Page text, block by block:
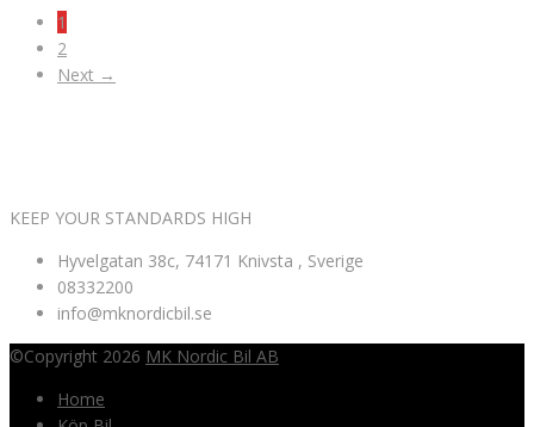
1
2
Next →
KEEP YOUR STANDARDS HIGH
Hyvelgatan 38c, 74171 Knivsta , Sverige
08332200
info@mknordicbil.se
©Copyright 2026 MK Nordic Bil AB
Home